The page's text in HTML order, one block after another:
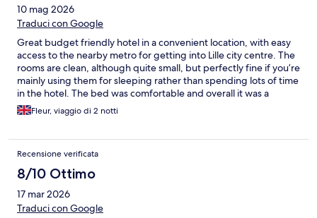
10 mag 2026
Traduci con Google
Great budget friendly hotel in a convenient location, with easy
access to the nearby metro for getting into Lille city centre. The
rooms are clean, although quite small, but perfectly fine if you’re
mainly using them for sleeping rather than spending lots of time
in the hotel. The bed was comfortable and overall it was a
pleasant stay. I’d definitely recommend it for short stays
Fleur, viaggio di 2 notti
Recensione verificata
8/10 Ottimo
17 mar 2026
Traduci con Google